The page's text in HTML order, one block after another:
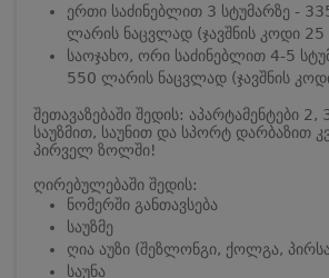
ერთი საძინებლით 3 სტუმარზე -
ლარის ნაცვლად (ჯავშნის კოდი
საოჯახო, ორი საძინებლით 4-5
550 ლარის ნაცვლად (ჯავშნის
შეთავაზებაში შედის: აპარტამენტები 2,
საუზმით, საუნით და სპორტ დარბაზით
პირველ ზოლში!
ღირებულებაში შედის:
ნომერში განთავსება
საუზმე
ღია აუზი (შეზლონგი, ქოლგა,
საუნა